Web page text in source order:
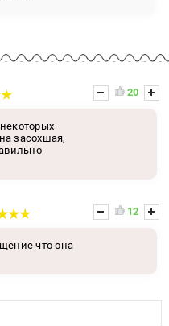
засохшая,
20
что она
12